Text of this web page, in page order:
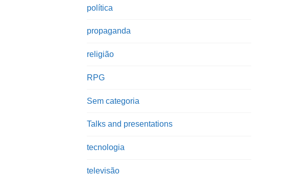
política
propaganda
religião
RPG
Sem categoria
Talks and presentations
tecnologia
televisão